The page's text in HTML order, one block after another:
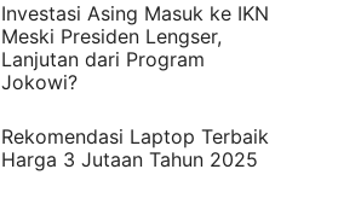
Investasi Asing Masuk ke IKN
Meski Presiden Lengser,
Lanjutan dari Program
Jokowi?
Rekomendasi Laptop Terbaik
Harga 3 Jutaan Tahun 2025